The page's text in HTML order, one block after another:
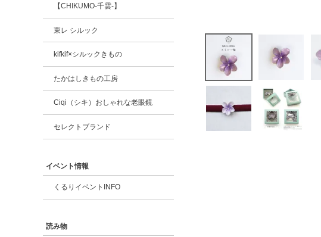
【CHIKUMO-千雲-】
東レ シルック
kifkif×シルックきもの
たかはしきもの工房
Ciqi（シキ）おしゃれな老眼鏡
セレクトブランド
イベント情報
くるりイベントINFO
読み物